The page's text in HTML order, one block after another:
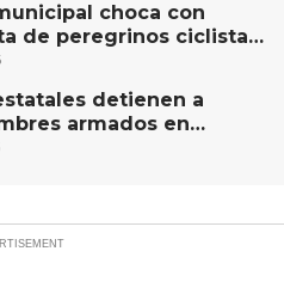
choca con
de peregrinos ciclistas
México-Querétaro
detienen a
armados en